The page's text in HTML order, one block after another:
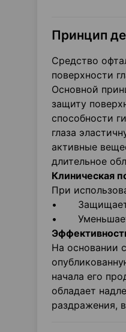
Принцип
Средство
поверхности
Основной
защиту
способности
глаза
активные
длительное
Клиническая
При
• Защищает
• Уменьшает
На основании
начала его
обладает
раздражения,